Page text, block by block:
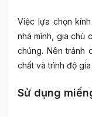
Việc lựa chọn
nhà mình, gia chủ
chúng. Nên tránh
chất và trình độ
Sử dụng